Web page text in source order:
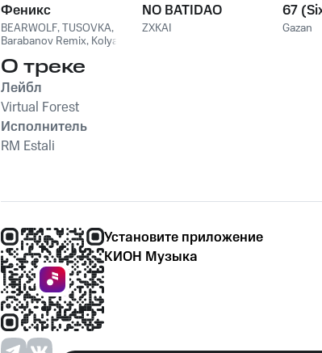
Феникс
BEARWOLF,TUSOVKA,
Barabanov Remix, Kolya
NO BATIDAO
ZXKAI
67
Gazan
О треке
Лейбл
Virtual Forest
Исполнитель
RM Estali
Установите приложение
КИОН Музыка